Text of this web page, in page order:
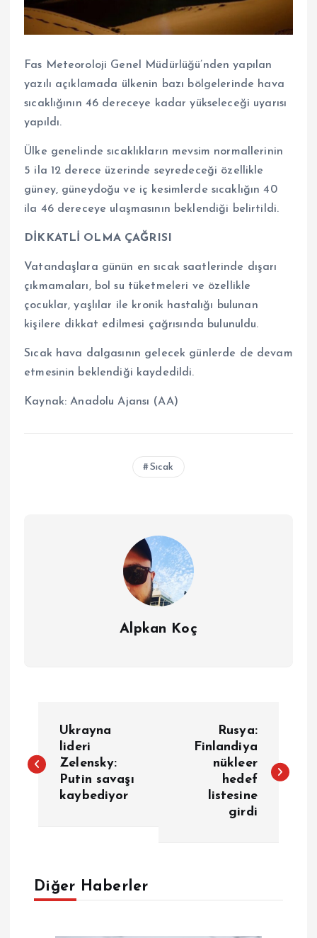
Fas Meteoroloji Genel Müdürlüğü’nden yapılan
yazılı açıklamada ülkenin bazı bölgelerinde hava
sıcaklığının 46 dereceye kadar yükseleceği uyarısı
yapıldı.
Ülke genelinde sıcaklıkların mevsim normallerinin
5 ila 12 derece üzerinde seyredeceği özellikle
güney, güneydoğu ve iç kesimlerde sıcaklığın 40
ila 46 dereceye ulaşmasının beklendiği belirtildi.
DİKKATLİ OLMA ÇAĞRISI
Vatandaşlara günün en sıcak saatlerinde dışarı
çıkmamaları, bol su tüketmeleri ve özellikle
çocuklar, yaşlılar ile kronik hastalığı bulunan
kişilere dikkat edilmesi çağrısında bulunuldu.
Sıcak hava dalgasının gelecek günlerde de devam
etmesinin beklendiği kaydedildi.
Kaynak: Anadolu Ajansı (AA)
Sıcak
Alpkan Koç
a
e
Ukrayna
lideri
Zelensky:
Putin savaşı
kaybediyor
Rusya:
Finlandiya
nükleer
hedef
listesine
girdi
Diğer Haberler